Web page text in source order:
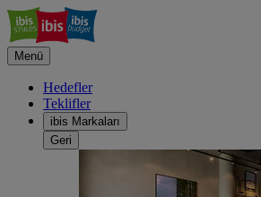
Menü
Hedefler
Teklifler
ibis Markaları
Geri